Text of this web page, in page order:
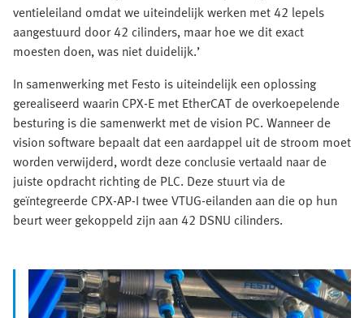
ventieleiland omdat we uiteindelijk werken met 42 lepels
aangestuurd door 42 cilinders, maar hoe we dit exact
moesten doen, was niet duidelijk.’
In samenwerking met Festo is uiteindelijk een oplossing
gerealiseerd waarin CPX-E met EtherCAT de overkoepelende
besturing is die samenwerkt met de vision PC. Wanneer de
vision software bepaalt dat een aardappel uit de stroom moet
worden verwijderd, wordt deze conclusie vertaald naar de
juiste opdracht richting de PLC. Deze stuurt via de
geïntegreerde CPX-AP-I twee VTUG-eilanden aan die op hun
beurt weer gekoppeld zijn aan 42 DSNU cilinders.